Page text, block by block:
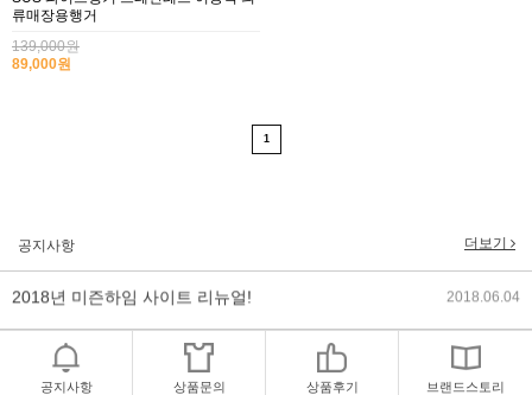
류매장용행거
139,000원
89,000원
1
공지사항 더보기
2018년 모바일샵 리뉴얼 업데이.. 2018.04.10
공지사항 상품문의 상품후기 브랜드스토리